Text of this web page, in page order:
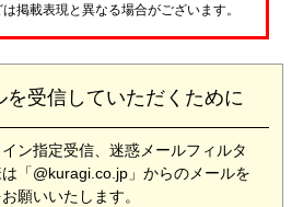
掲載表現と異なる場合がございます。
を受信していただくために
ン指定受信、迷惑メールフィルタ
「@kuragi.co.jp」からのメールを
願いいたします。